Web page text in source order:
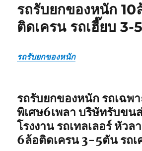
หนัก
กระบี่
บริการ
ทะเล
รถรับยกของหนัก 10
ติดเครน รถเฮี๊ยบ 3-
รถรับยกของหนัก
รถรับยกของหนัก รถเฉพ
พิเศษ6เพลา บริษัทรับขน
โรงงาน รถเทลเลอร์ หัวล
6ล้อติดเครน 3-5ตัน รถ